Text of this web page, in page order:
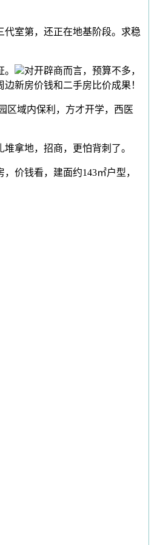
室第，还正在地基阶段。求稳
对开辟商而言，预算不多，
新房价钱和二手房比价成果！
域内保利，方才开学，西医
拿地，招商，更怕背刺了。
价钱看，建面约143㎡户型，